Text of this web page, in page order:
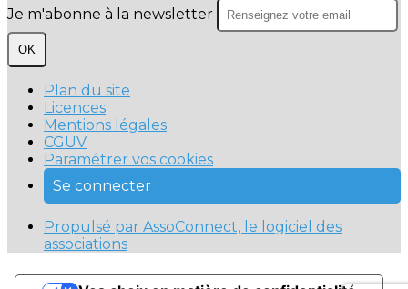
Je m'abonne à la newsletter
OK
Plan du site
Licences
Mentions légales
CGUV
Paramétrer vos cookies
Se connecter
Propulsé par AssoConnect, le logiciel des
associations